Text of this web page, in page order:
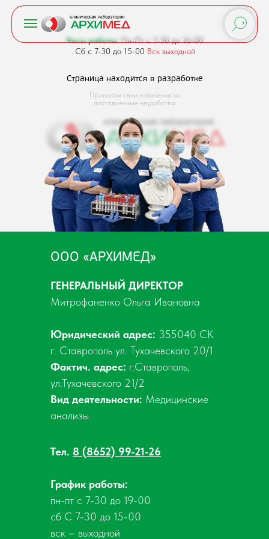
Часы работы:Пн-Пт с 7-30 до 16-00
Сб с 7-30 до 15-00 Вск выходной
Страница находится в разработке
Приносим свои извинения за
доставленные неудобства
ГЕНЕРАЛЬНЫЙ ДИРЕКТОР
Митрофаненко Ольга Ивановна
Юридический адрес: 355040 СК
г. Ставрополь ул. Тухачевского 20/1
Фактич. адрес: г.Ставрополь,
ул.Тухачевского 21/2
Вид деятельности: Медицинские
анализы
Тел. 8 (8652) 99-21-26
График работы:
пн-пт с 7-30 до 19-00
сб С 7-30 до 15-00
вск – выходной
ООО «АРХИМЕД»